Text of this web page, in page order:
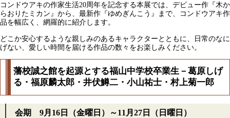
コンドウアキの作家生活20周年を記念する本展では、デビュー作『木か
らおりたミカン』から、最新作『ゆめぎんこう』まで、コンドウアキ作
品を幅広く、網羅的に紹介します。
どこか安心するような親しみのあるキャラクターとともに、日常のなに
げない、愛しい時間を届ける作品の数々をお楽しみください。
藩校誠之館を起源とする福山中学校卒業生－葛原しげ
る・福原麟太郎・井伏鱒二・小山祐士・村上菊一郎
会期 9月16日（金曜日）～11月27日（日曜日）